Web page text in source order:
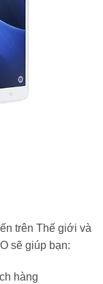
trên Thế giới và
sẽ giúp bạn:
hàng